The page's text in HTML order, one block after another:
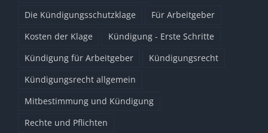
Die Kündigungsschutzklage
Für Arbeitgeber
Kosten der Klage
Kündigung - Erste Schritte
Kündigung für Arbeitgeber
Kündigungsrecht
Kündigungsrecht allgemein
Mitbestimmung und Kündigung
Rechte und Pflichten